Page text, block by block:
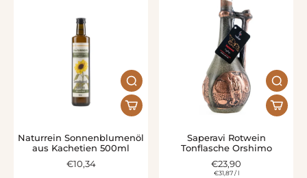
Naturrein Sonnenblumenöl
aus Kachetien 500ml
€10,34
Saperavi Rotwein
Tonflasche Orshimo
€23,90
€31,87/ l